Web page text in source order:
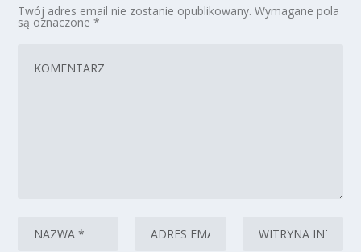
Twój adres email nie zostanie opublikowany. Wymagane pola
są oznaczone*